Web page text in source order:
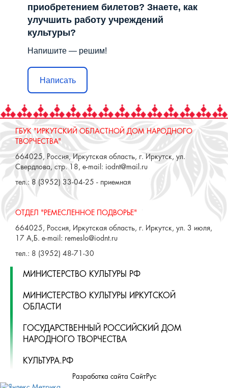
приобретением билетов? Знаете, как
улучшить работу учреждений
культуры?
Напишите — решим!
Написать
ГБУК "ИРКУТСКИЙ ОБЛАСТНОЙ ДОМ НАРОДНОГО
ТВОРЧЕСТВА"
664025, Россия, Иркутская область, г. Иркутск, ул.
Свердлова, стр. 18, e-mail: iodnt@mail.ru
тел.: 8 (3952) 33-04-25 - приемная
ОТДЕЛ "РЕМЕСЛЕННОЕ ПОДВОРЬЕ"
664025, Россия, Иркутская область, г. Иркутск, ул. 3 июля,
17 А,Б. e-mail: remeslo@iodnt.ru
тел.: 8 (3952) 48-71-30
МИНИСТЕРСТВО КУЛЬТУРЫ РФ
МИНИСТЕРСТВО КУЛЬТУРЫ ИРКУТСКОЙ
ОБЛАСТИ
ГОСУДАРСТВЕННЫЙ РОССИЙСКИЙ ДОМ
НАРОДНОГО ТВОРЧЕСТВА
КУЛЬТУРА.РФ
Разработка сайта СайтРус